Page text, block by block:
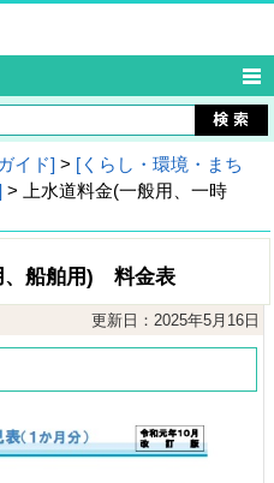
イド] > [くらし・環境・まち
> 上水道料金(一般用、一時
、船舶用) 料金表
更新日：2025年5月16日